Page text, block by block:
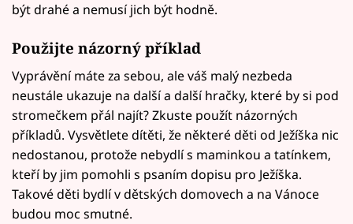
být drahé a nemusí jich být hodně.
Použijte názorný příklad
Vyprávění máte za sebou, ale váš malý nezbeda
neustále ukazuje na další a další hračky, které by si pod
stromečkem přál najít? Zkuste použít názorných
příkladů. Vysvětlete dítěti, že některé děti od Ježíška nic
nedostanou, protože nebydlí s maminkou a tatínkem,
kteří by jim pomohli s psaním dopisu pro Ježíška.
Takové děti bydlí v dětských domovech a na Vánoce
budou moc smutné.